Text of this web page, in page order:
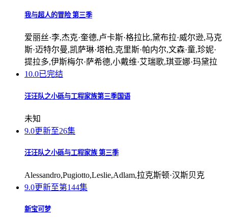
我与超人的冒险 第三季
爱丽丝·李,杰克·奎德,卢卡斯·格拉比,黛布拉·威尔逊,马克
斯·迈特尔曼,凯萨琳·塔柏,克里斯·帕内尔,文森·童,珍妮·
提拉多,伊斯梅尔·萨希德,小戴维·艾瑞歌,琪亚娜·玛黛拉
10.0已完结
汪汪队之小砾与工程家族第三季国语
未知
9.0更新至26集
汪汪队之小砾与工程家族 第三季
Alessandro,Pugiotto,Leslie,Adlam,拉克斯顿·汉斯贝克
9.0更新至第144集
新宝可梦